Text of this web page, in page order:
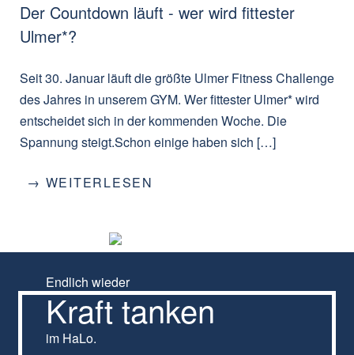
Der Countdown läuft - wer wird fittester
Ulmer*?
Seit 30. Januar läuft die größte Ulmer Fitness Challenge
des Jahres in unserem GYM. Wer fittester Ulmer* wird
entscheidet sich in der kommenden Woche. Die
Spannung steigt.Schon einige haben sich […]
→ WEITERLESEN
Endlich wieder
Kraft tanken
im HaLo.